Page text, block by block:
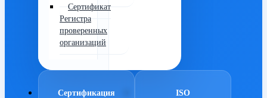
Сертификат
Регистра
проверенных
организаций
Сертификация ISO